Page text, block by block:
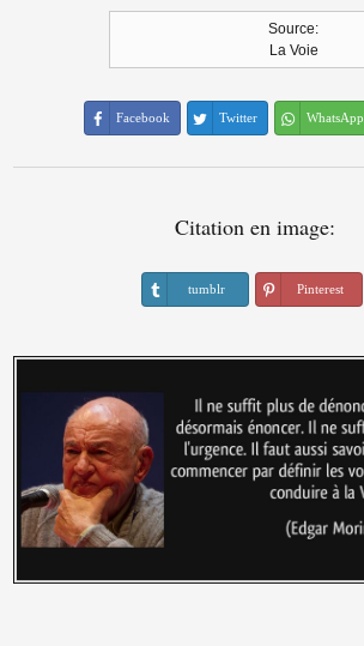
Source:
La Voie
Facebook Twitter WhatsApp
Citation en image:
tumblr Pinterest